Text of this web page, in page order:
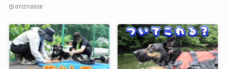
07/27/2026